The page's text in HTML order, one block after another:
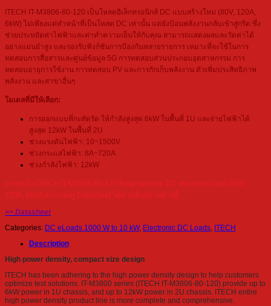
ITECH IT-M3806-80-120 เป็นโหลดอิเล็กทรอนิกส์ DC แบบสร้างใหม่ (80V, 120A,
6kW) ไม่เพียงแต่ทำหน้าที่เป็นโหลด DC เท่านั้น แต่ยังป้อนพลังงานกลับเข้าสู่กริด ซึ่ง
ช่วยประหยัดค่าไฟฟ้าและค่าทำความเย็นให้กับคุณ สามารถแสดงผลและวัดค่าได้
อย่างแม่นยำสูง และรองรับฟังก์ชันการป้องกันหลายรายการ เหมาะที่จะใช้ในการ
ทดสอบการสื่อสารและศูนย์ข้อมูล 5G การทดสอบส่วนประกอบอุตสาหกรรม การ
ทดสอบอายุการใช้งาน การทดสอบ PV และการกักเก็บพลังงาน ตัวเพิ่มประสิทธิภาพ
พลังงาน และสาขาอื่นๆ
โมเดลที่มีให้เลือก:
การออกแบบที่กะทัดรัด ให้กำลังสูงสุด 6kW ในพื้นที่ 1U และจ่ายไฟฟ้าได้
สูงสุด 12kW ในพื้นที่ 2U
ช่วงแรงดันไฟฟ้า: 10~1500V
ช่วงกระแสไฟฟ้า: 8A~720A
ช่วงกำลังไฟฟ้า: 12kW
หากสนใจ ITECH IT-M3806-80-120 Regenerative DC electronic load (80V,
120A, 6kW) สามารถดู Datasheet ได้ตามลิ้งค์ด้านล่างนี้
>> Datasheet
Categories: DC eLoads 1000 W to 10 kW, Electronic DC Loads, ITECH
Description
High power density, compact size design
ITECH has been adhering to the high power density design to help customers
optimize test solutions. IT-M3800 series (ITECH IT-M3806-80-120) provide up to
6kW power in 1U chassis, and up to 12kW power in 2U chassis. ITECH entire
high power density product line is more complete and comprehensive.